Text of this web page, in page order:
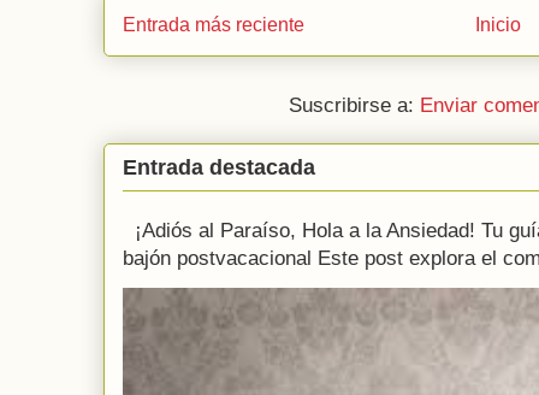
Entrada más reciente Inicio
Suscribirse a: Enviar
Entrada destacada
¡Adiós al Paraíso, Hola a la Ansiedad! Tu
bajón postvacacional Este post explora el